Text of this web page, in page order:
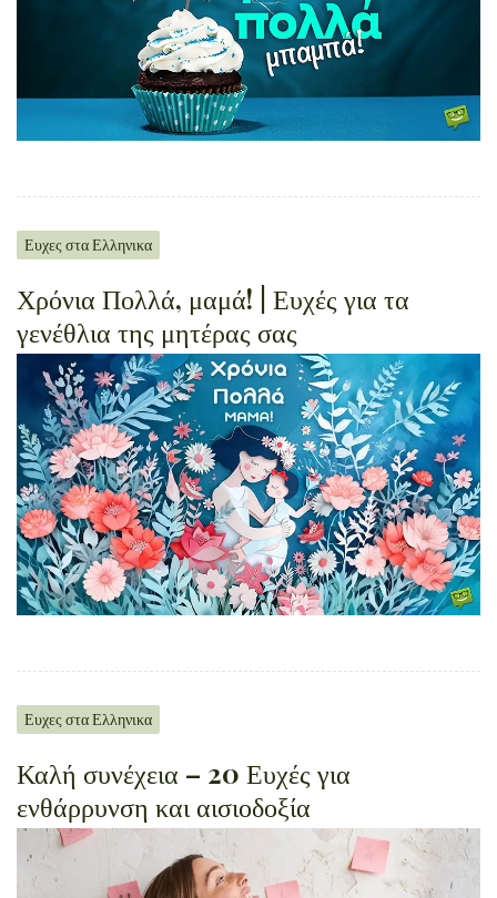
Ευχες στα Ελληνικα
Χρόνια Πολλά, μαμά! | Ευχές για τα
γενέθλια της μητέρας σας
Ευχες στα Ελληνικα
Καλή συνέχεια – 20 Ευχές για
ενθάρρυνση και αισιοδοξία